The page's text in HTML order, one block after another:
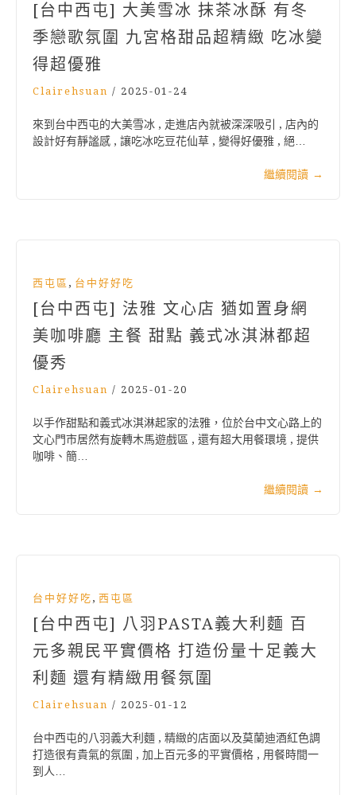
[台中西屯] 大美雪冰 抹茶冰酥 有冬
季戀歌氛圍 九宮格甜品超精緻 吃冰變
得超優雅
Clairehsuan / 2025-01-24
來到台中西屯的大美雪冰 , 走進店內就被深深吸引 , 店內的
設計好有靜謐感 , 讓吃冰吃豆花仙草 , 變得好優雅 , 絕…
繼續閱讀 →
西屯區 , 台中好好吃
[台中西屯] 法雅 文心店 猶如置身網
美咖啡廳 主餐 甜點 義式冰淇淋都超
優秀
Clairehsuan / 2025-01-20
以手作甜點和義式冰淇淋起家的法雅，位於台中文心路上的
文心門市居然有旋轉木馬遊戲區 , 還有超大用餐環境 , 提供
咖啡、簡…
繼續閱讀 →
台中好好吃 , 西屯區
[台中西屯] 八羽PASTA義大利麵 百
元多親民平實價格 打造份量十足義大
利麵 還有精緻用餐氛圍
Clairehsuan / 2025-01-12
台中西屯的八羽義大利麵 , 精緻的店面以及莫蘭迪酒紅色調
打造很有貴氣的氛圍 , 加上百元多的平實價格 , 用餐時間一
到人…